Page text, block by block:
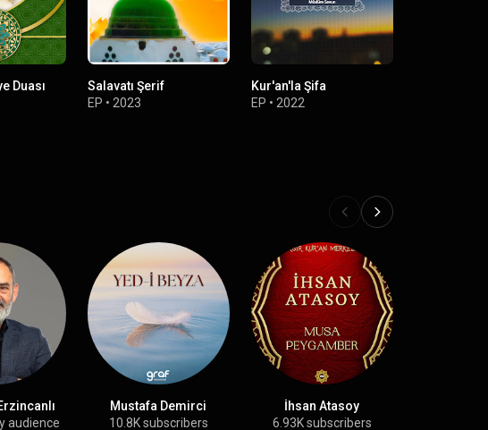
Duası
Salavatı Şerif
EP • 2023
Kur'an'la Şifa
EP • 2022
audience
Mustafa Demirci
10.8K subscribers
İhsan Atasoy
6.93K subscribers